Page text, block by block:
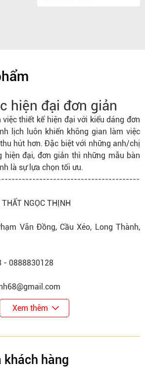
hiện đại đơn giản
việcthiết kế hiện đại với kiểu dáng đơn
lịch luôn khiến không gian làm việc
hút hơn. Đặc biệt với những anh/chị
hiện đại, đơn giản thì những mẫu bàn
là sự lựa chọn tối ưu.
NGỌC THỊNH
Văn Đồng, Cầu Xéo, Long Thành,
- 0888830128
Xem thêm
khách hàng